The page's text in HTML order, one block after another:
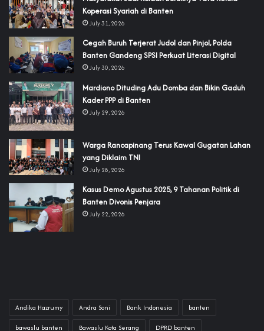
Koperasi Syariah di Banten
July 31, 2026
Cegah Buruh Terjerat Judol dan Pinjol, Polda
Banten Gandeng SPSI Perkuat Literasi Digital
July 30, 2026
‎Mardiono Dituding Adu Domba dan Bikin Gaduh
Kader PPP di Banten
July 29, 2026
‎Warga Rancapinang Terus Kawal Gugatan Lahan
yang Diklaim TNI‎‎
July 28, 2026
‎Kasus Demo Agustus 2025, 9 Tahanan Politik di
Banten Divonis Penjara
July 22, 2026
Andika Hazrumy Andra Soni Bank Indonesia banten
bawaslu banten Bawaslu Kota Serang DPRD banten